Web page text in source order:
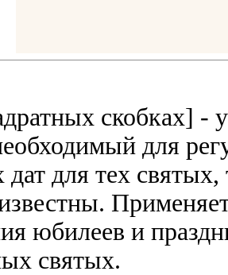
скобках] -
для
для тех
юбилеев и
святых.